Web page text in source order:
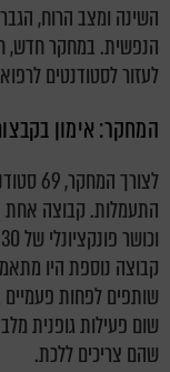
השינה ומצב הרוח,
הנפשית. במחקר חדש,
לעזור לסטודנטים
המחקר: אימון
התעמלות. קבוצה אחת
קבוצה נוספת היו
שותפים לפחות
שום פעילות גופנית
שהם צריכים ללכת.